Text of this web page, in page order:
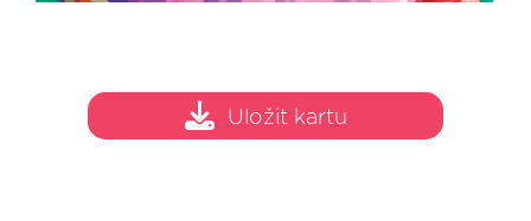
Uložit kartu